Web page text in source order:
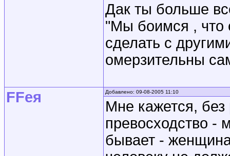
Дак ты больше
"Мы боимся , что
сделать с
омерзительны
FFея Добавлено: 09-08-2005 11:10
Мне кажется, без
превосходство -
бывает -